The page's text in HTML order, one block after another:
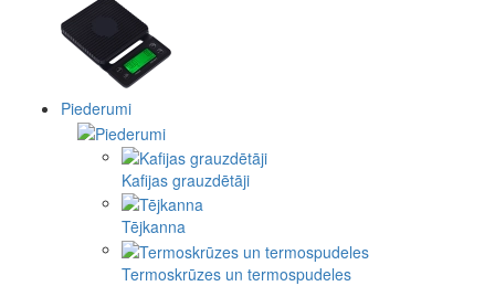
Piederumi
Kafijas grauzdētāji
Tējkanna
Termoskrūzes un termospudeles